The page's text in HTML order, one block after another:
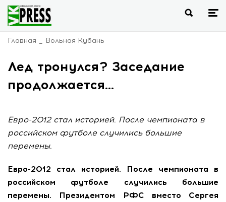
Главная Вольная Кубань
Лед тронулся? Заседание
продолжается…
Евро-2012 стал историей. После чемпионата в
российском футболе случились большие
перемены.
Евро-2012 стал историей. После чемпионата в
российском футболе случились большие
перемены. Президентом РФС вместо Сергея